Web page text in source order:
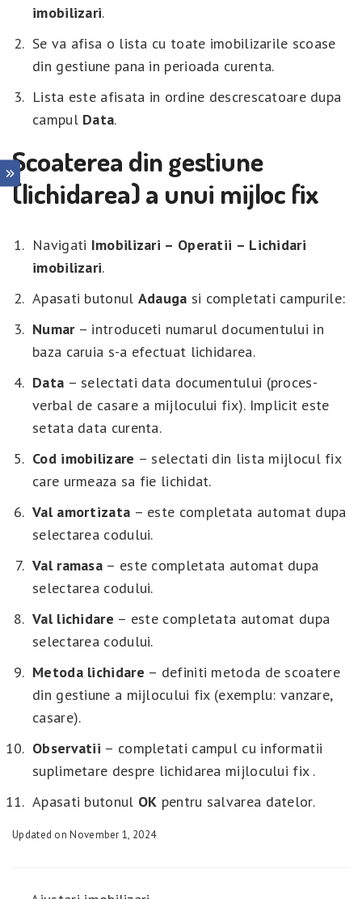
imobilizari.
Se va afisa o lista cu toate imobilizarile scoase
din gestiune pana in perioada curenta.
Lista este afisata in ordine descrescatoare dupa
campul Data.
Scoaterea din gestiune
(lichidarea) a unui mijloc fix
Navigati Imobilizari – Operatii – Lichidari
imobilizari.
Apasati butonul Adauga si completati campurile:
Numar– introduceti numarul documentului in
baza caruia s-a efectuat lichidarea.
Data – selectati data documentului (proces-
verbal de casare a mijlocului fix). Implicit este
setata data curenta.
Cod imobilizare – selectati din lista mijlocul fix
care urmeaza sa fie lichidat.
Val amortizata – este completata automat dupa
selectarea codului.
Val ramasa – este completata automat dupa
selectarea codului.
Val lichidare – este completata automat dupa
selectarea codului.
Metoda lichidare – definiti metoda de scoatere
din gestiune a mijlocului fix (exemplu: vanzare,
casare).
Observatii – completati campul cu informatii
suplimetare despre lichidarea mijlocului fix .
Apasati butonul OK pentru salvarea datelor.
Updated on November 1, 2024